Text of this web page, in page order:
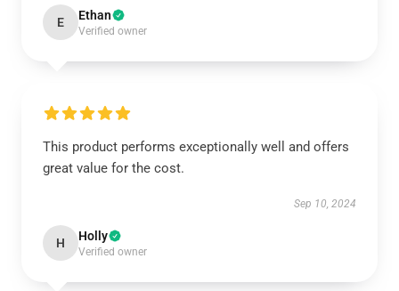
E Ethan
Verified owner
This product performs exceptionally well and offers
great value for the cost.
Sep 10, 2024
H Holly
Verified owner